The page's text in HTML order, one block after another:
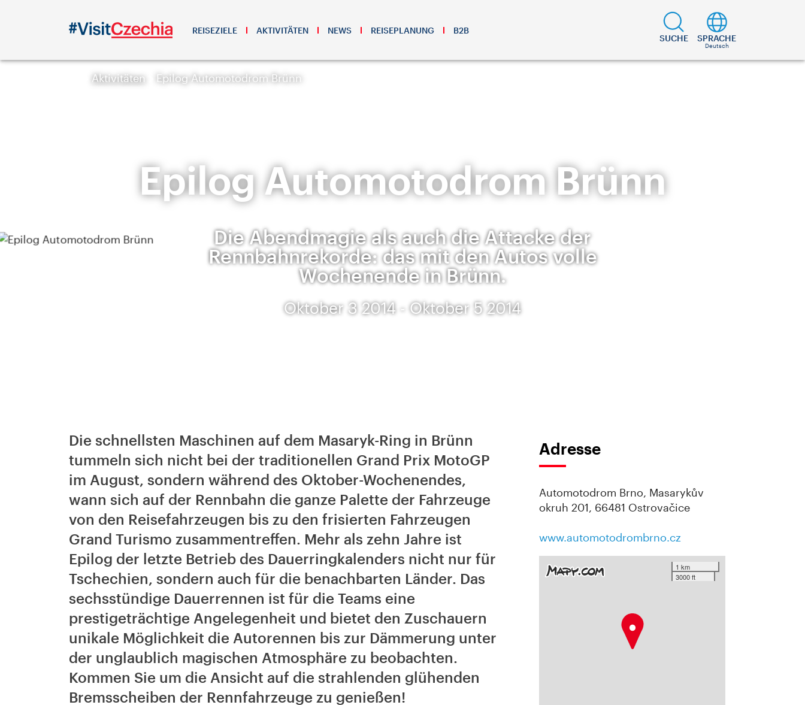
REISEZIELE AKTIVITÄTEN NEWS REISEPLANUNG B2B
SUCHE SPRACHE
Deutsch
Aktivitäten Epilog Automotodrom Brünn
Epilog Automotodrom Brünn
Die Abendmagie als auch die Attacke der
Rennbahnrekorde: das mit den Autos volle
Wochenende in Brünn.
Oktober 3 2014 - Oktober 5 2014
Die schnellsten Maschinen auf dem Masaryk-Ring in Brünn
tummeln sich nicht bei der traditionellen Grand Prix MotoGP
im August, sondern während des Oktober-Wochenendes,
wann sich auf der Rennbahn die ganze Palette der Fahrzeuge
von den Reisefahrzeugen bis zu den frisierten Fahrzeugen
Grand Turismo zusammentreffen. Mehr als zehn Jahre ist
Epilog der letzte Betrieb des Dauerringkalenders nicht nur für
Tschechien, sondern auch für die benachbarten Länder. Das
sechsstündige Dauerrennen ist für die Teams eine
prestigeträchtige Angelegenheit und bietet den Zuschauern
unikale Möglichkeit die Autorennen bis zur Dämmerung unter
der unglaublich magischen Atmosphäre zu beobachten.
Kommen Sie um die Ansicht auf die strahlenden glühenden
Bremsscheiben der Rennfahrzeuge zu genießen!
Adresse
Automotodrom Brno, Masarykův
okruh 201, 66481 Ostrovačice
www.automotodrombrno.cz
1 km
3000 ft